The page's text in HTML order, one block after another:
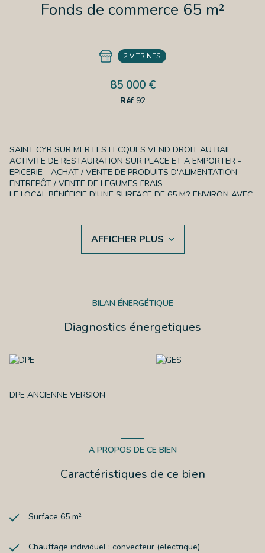
Fonds de commerce 65 m²
2 VITRINES
85 000 €
Réf 92
SAINT CYR SUR MER LES LECQUES VEND DROIT AU BAIL
ACTIVITE DE RESTAURATION SUR PLACE ET A EMPORTER -
EPICERIE - ACHAT / VENTE DE PRODUITS D'ALIMENTATION -
ENTREPÔT / VENTE DE LEGUMES FRAIS
LE LOCAL BÉNÉFICIE D'UNE SURFACE DE 65 M2 ENVIRON AVEC
UNE CHAMBRE FROIDE
LE LOYER EST DE 880 EUROS
LA DATE DE FIN DE BAIL EST LE 18 MAI 2031
AFFICHER PLUS
BILAN ÉNERGÉTIQUE
Diagnostics énergetiques
DPE ANCIENNE VERSION
A PROPOS DE CE BIEN
Caractéristiques de ce bien
Surface 65 m²
Chauffage individuel : convecteur (electrique)